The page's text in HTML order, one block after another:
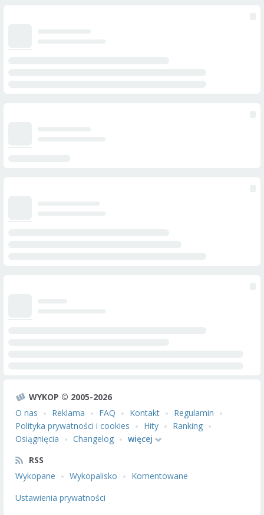
WYKOP © 2005-2026
O nas
Reklama FAQ Kontakt
Regulamin
Polityka prywatności i cookies
Hity
Ranking
Osiągnięcia
Changelog
więcej
RSS
Wykopane
Wykopalisko
Komentowane
Ustawienia prywatności